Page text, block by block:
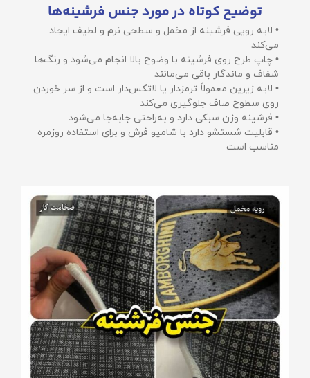
توضیح کوتاه در مورد جنس فرشینه‌ها
• لایه رویی فرشینه از مخمل و سطحی نرم و لطیف ایجاد
می‌کند
• چاپ طرح روی فرشینه با وضوح بالا انجام می‌شود و رنگ‌ها
شفاف و ماندگار باقی می‌مانند
• لایه زیرین معمولاً ترمزدار یا لاتکس‌دار است و از سر خوردن
روی سطوح صاف جلوگیری می‌کند
• فرشینه وزن سبکی دارد و به‌راحتی جابه‌جا می‌شود
• قابلیت شستشو دارد با شامپو فرش و برای استفاده روزمره
مناسب است